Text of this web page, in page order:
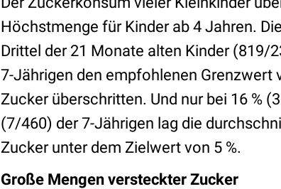
Höchstmenge für Kinder ab 4 Jahren.
Drittel der 21 Monate alten Kinder (819/
7-Jährigen den empfohlenen Grenzwert
Zucker überschritten. Und nur bei 16 %
(7/460) der 7-Jährigen lag die
Zucker unter dem Zielwert von 5 %.
Große Mengen versteckter Zucker